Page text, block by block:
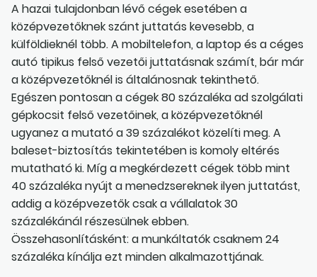
A hazai tulajdonban lévő cégek esetében a
középvezetőknek szánt juttatás kevesebb, a
külföldieknél több. A mobiltelefon, a laptop és a céges
autó tipikus felső vezetői juttatásnak számít, bár már
a középvezetőknél is általánosnak tekinthető.
Egészen pontosan a cégek 80 százaléka ad szolgálati
gépkocsit felső vezetőinek, a középvezetőknél
ugyanez a mutató a 39 százalékot közelíti meg. A
baleset-biztosítás tekintetében is komoly eltérés
mutatható ki. Míg a megkérdezett cégek több mint
40 százaléka nyújt a menedzsereknek ilyen juttatást,
addig a középvezetők csak a vállalatok 30
százalékánál részesülnek ebben.
Összehasonlításként: a munkáltatók csaknem 24
százaléka kínálja ezt minden alkalmazottjának.